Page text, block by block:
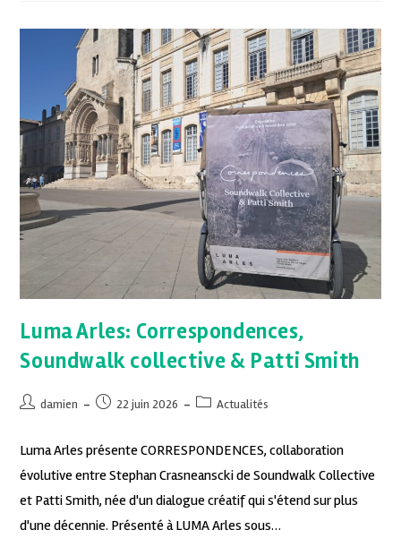
Luma Arles: Correspondences,
Soundwalk collective & Patti Smith
damien 22 juin 2026 Actualités
Luma Arles présente CORRESPONDENCES, collaboration
évolutive entre Stephan Crasneanscki de Soundwalk Collective
et Patti Smith, née d'un dialogue créatif qui s'étend sur plus
d'une décennie. Présenté à LUMA Arles sous…